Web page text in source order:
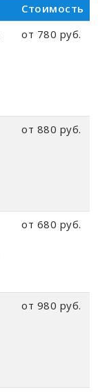
Стоимость
от 780 руб.
от 880 руб.
от 680 руб.
от 980 руб.